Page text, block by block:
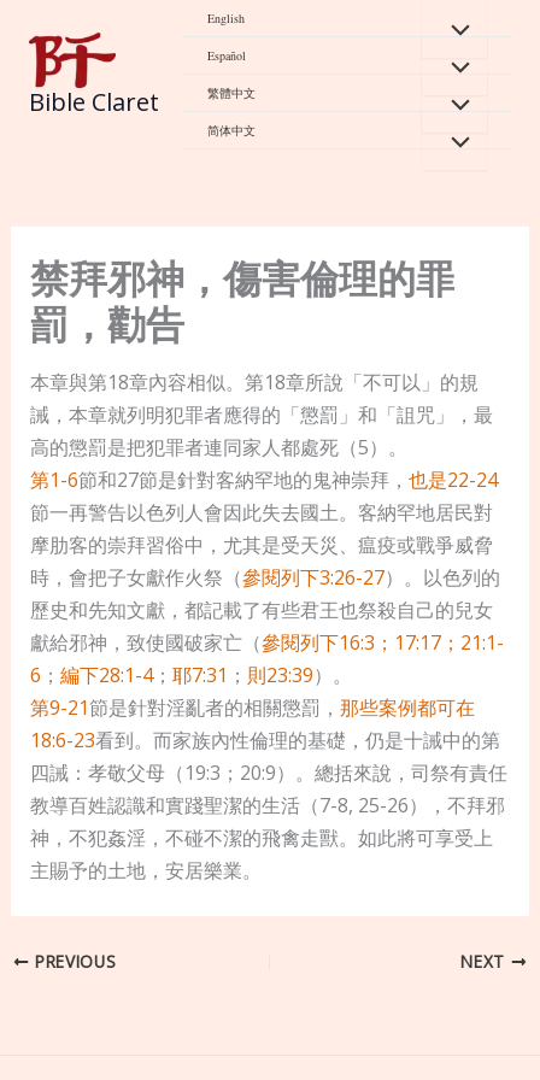
content
Bible Claret
English
Español
繁體中文
简体中文
禁拜邪神，傷害倫理的罪
罰，勸告
本章與第18章內容相似。第18章所說「不可以」的規
誡，本章就列明犯罪者應得的「懲罰」和「詛咒」，最
高的懲罰是把犯罪者連同家人都處死（5）。
第1-6節和27節是針對客納罕地的鬼神崇拜， 也是22-24
節一再警告以色列人會因此失去國土。客納罕地居民對
摩肋客的崇拜習俗中，尤其是受天災、瘟疫或戰爭威脅
時，會把子女獻作火祭（參閱列下3:26-27）。以色列的
歷史和先知文獻，都記載了有些君王也祭殺自己的兒女
獻給邪神，致使國破家亡（參閱列下16:3；17:17；21:1-
6 ； 編下28:1-4； 耶7:31 ； 則23:39）。
第9-21節是針對淫亂者的相關懲罰， 那些案例都可在
18:6-23看到。而家族內性倫理的基礎，仍是十誡中的第
四誡：孝敬父母（19:3；20:9）。總括來說，司祭有責任
教導百姓認識和實踐聖潔的生活（7-8, 25-26），不拜邪
神，不犯姦淫，不碰不潔的飛禽走獸。如此將可享受上
主賜予的土地，安居樂業。
PREVIOUS NEXT